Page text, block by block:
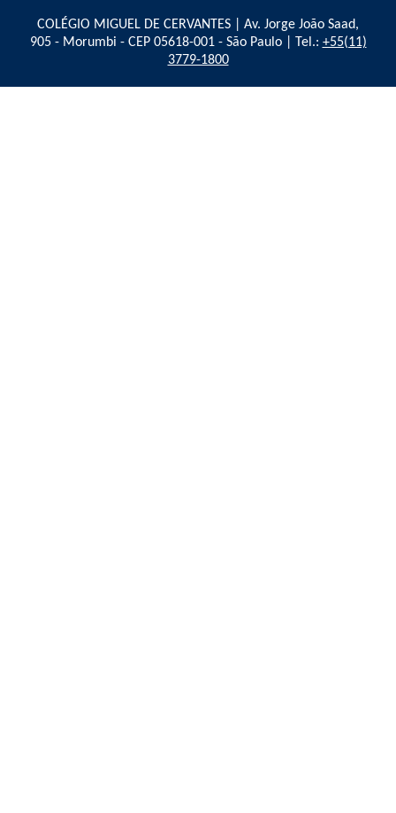
COLÉGIO MIGUEL DE CERVANTES | Av. Jorge João Saad,
905 - Morumbi - CEP 05618-001 - São Paulo | Tel.: +55(11)
3779-1800